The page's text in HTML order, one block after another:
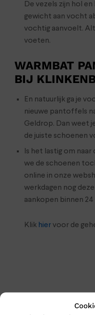
De vezels zijn hol
gewicht aan vocht
vochtig aanvoelt.
voeten.
WARMBAT
BIJ
En natuurlijk ga je
nieuwe pantoffels
Geldrop. Dan weet
de juiste schoenen
Is het lastig om
we de schoenen
online in onze
werkdagen nog
aankopen binnen 24
Klik hiervoor de